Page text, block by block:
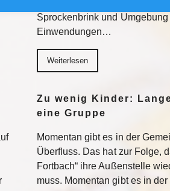
übergangen. Vier Windräder,
Sprockenbrink und
Einwendungen…
Weiterlesen
Zu wenig Kinder:
eine Gruppe
Momentan gibt es in der
Überfluss. Das hat zur Folge,
Fortbach“ ihre Außenstelle
muss. Momentan gibt es in